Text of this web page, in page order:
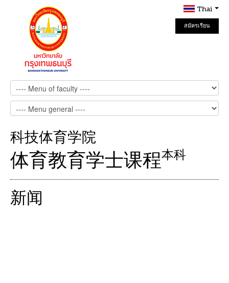
Thai
สมัครเรียน
Online
科技体育学院
本科
体育教育学士课程
新闻